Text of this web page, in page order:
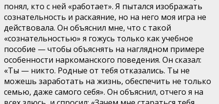
понял, кто с ней «работает». Я пытался изображать
сознательность и раскаяние, но на него моя игра не
действовала. Он объяснил мне, что с такой
«сознательностью» я гожусь только как учебное
пособие — чтобы объяснять на наглядном примере
особенности наркоманского поведения. Он сказал:
«Ты — никто. Родные от тебя отказались. Ты не
можешь заработать на жизнь, обеспечить не только
семью, даже самого себя». Он объяснил, отчего я на